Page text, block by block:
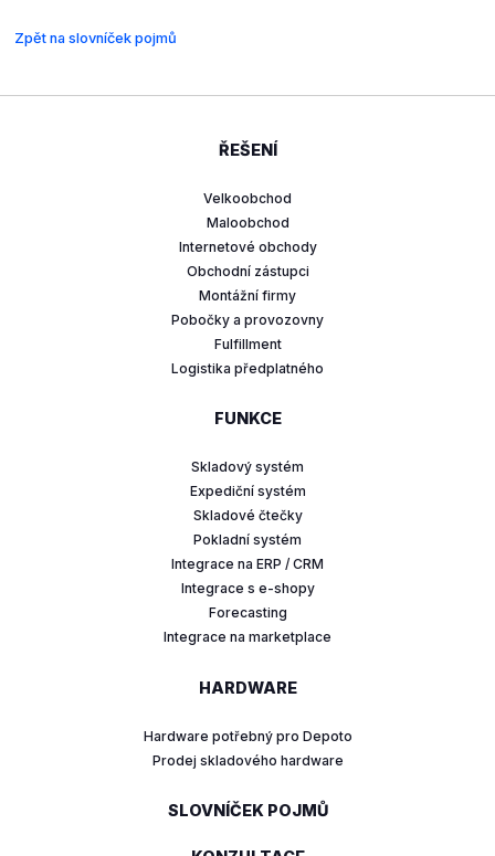
Zpět na slovníček pojmů
ŘEŠENÍ
Velkoobchod
Maloobchod
Internetové obchody
Obchodní zástupci
Montážní firmy
Pobočky a provozovny
Fulfillment
Logistika předplatného
FUNKCE
Skladový systém
Expediční systém
Skladové čtečky
Pokladní systém
Integrace na ERP / CRM
Integrace s e-shopy
Forecasting
Integrace na marketplace
HARDWARE
Hardware potřebný pro Depoto
Prodej skladového hardware
SLOVNÍČEK POJMŮ